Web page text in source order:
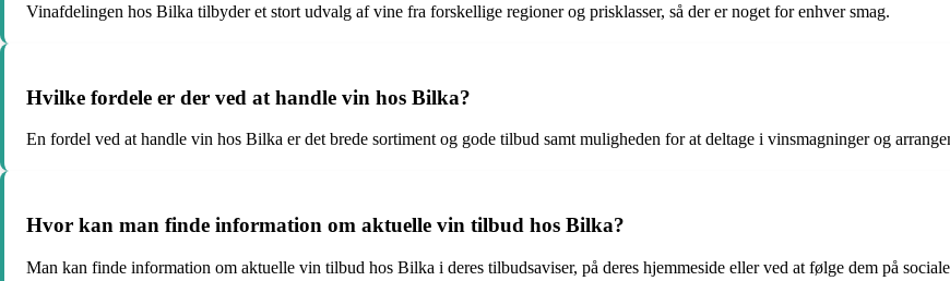
Vinafdelingen hos Bilka tilbyder et stort udvalg af vine fra forskellige regioner og prisklasser, så der er noget for enhver smag.
Hvilke fordele er der ved at handle vin hos Bilka?
En fordel ved at handle vin hos Bilka er det brede sortiment og gode tilbud samt muligheden for at deltage i vinsmagninger og
Hvor kan man finde information om aktuelle vin tilbud hos Bilka?
Man kan finde information om aktuelle vin tilbud hos Bilka i deres tilbudsaviser, på deres hjemmeside eller ved at følge dem på